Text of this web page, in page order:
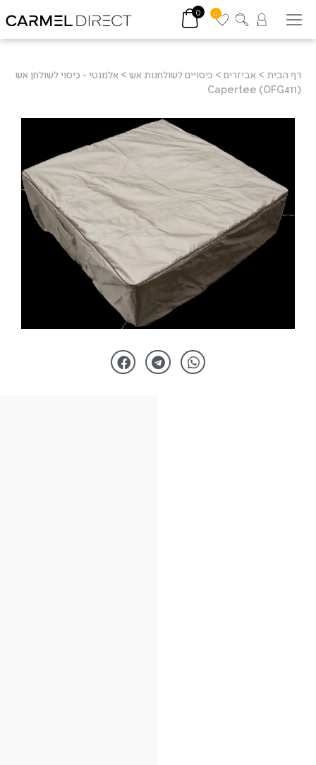
0
0
דף הבית > אביזרים > כיסויים לשולחנות אש > אלמנטי - כיסוי לשולחן אש
Capertee (OFG411)